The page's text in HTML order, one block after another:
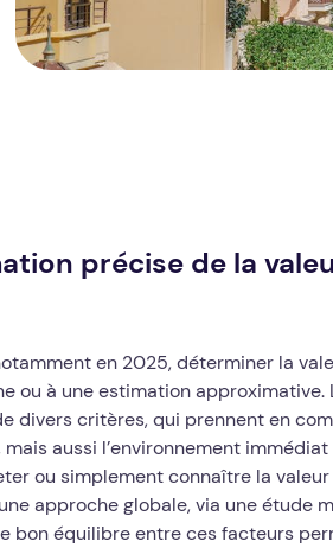
précise de la
en 2025, déterminer la
ou à une estimation approximative.
divers critères, qui prennent en
aussi l’environnement immédiat
ou simplement connaître la
approche globale, via une étude
bon équilibre entre ces facteurs